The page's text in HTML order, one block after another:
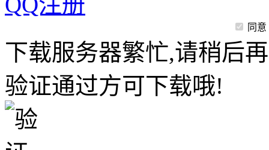
同意
下载服务器繁忙,请稍后
验证通过方可下载哦!